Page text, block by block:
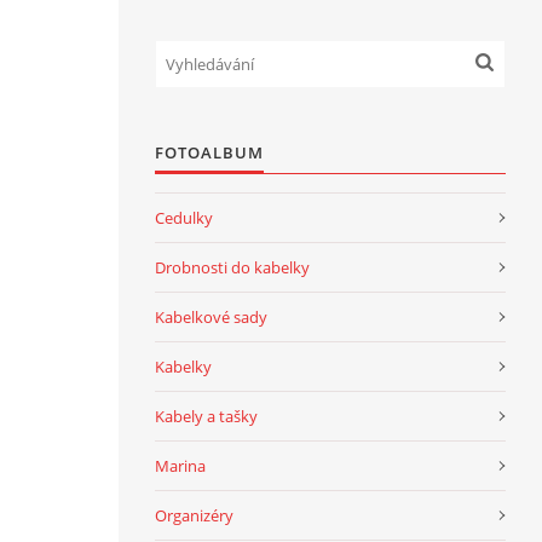
FOTOALBUM
Cedulky
Drobnosti do kabelky
Kabelkové sady
Kabelky
Kabely a tašky
Marina
Organizéry